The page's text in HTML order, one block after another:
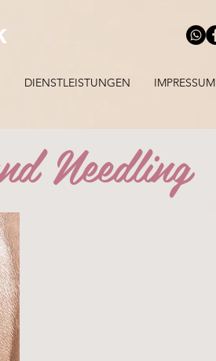
DIENSTLEISTUNGEN IMPRESSUM
Needling